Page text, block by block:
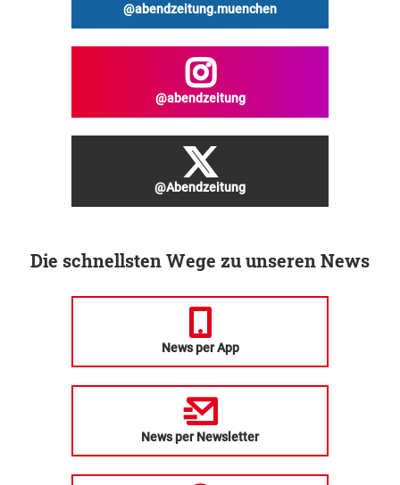
@abendzeitung.muenchen
@abendzeitung
@Abendzeitung
Die schnellsten Wege zu unseren News
News per App
News per Newsletter